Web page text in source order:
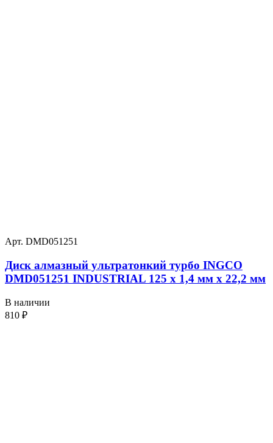
Арт. DMD051251
Диск алмазный ультратонкий турбо INGCO
DMD051251 INDUSTRIAL 125 х 1,4 мм x 22,2 мм
В наличии
810 ₽